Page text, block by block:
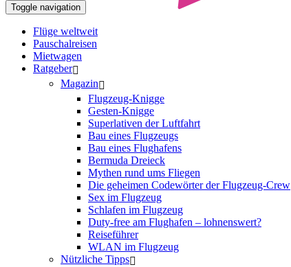
Toggle navigation
Flüge weltweit
Pauschalreisen
Mietwagen
Ratgeber
Magazin
Flugzeug-Knigge
Gesten-Knigge
Superlativen der Luftfahrt
Bau eines Flugzeugs
Bau eines Flughafens
Bermuda Dreieck
Mythen rund ums Fliegen
Die geheimen Codewörter der Flugzeug-Crew
Sex im Flugzeug
Schlafen im Flugzeug
Duty-free am Flughafen – lohnenswert?
Reiseführer
WLAN im Flugzeug
Nützliche Tipps